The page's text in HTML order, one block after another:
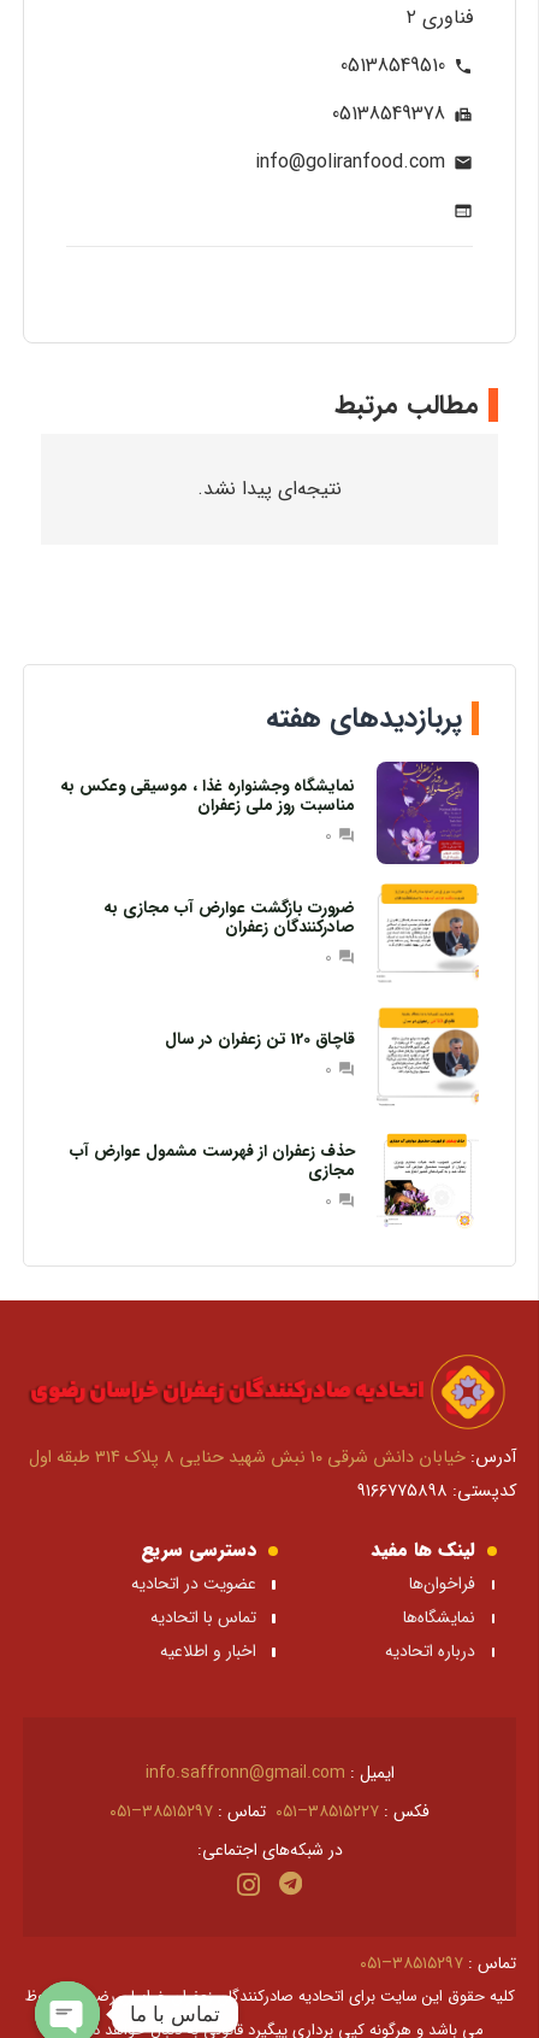
فناوری ۲
phone
05138549510
fax
05138549378
mail
info@goliranfood.com
web
مطالب مرتبط
نتیجه‌ای پیدا نشد.
پربازدیدهای هفته
نمایشگاه وجشنواره غذا ، موسیقی وعکس به
مناسبت روز ملی زعفران
question_answer
0
ضرورت بازگشت عوارض آب مجازی به
صادرکنندگان زعفران
question_answer
0
قاچاق 120 تن زعفران در سال
question_answer
0
حذف زعفران از فهرست مشمول عوارض آب
مجازی
question_answer
0
آدرس:خیابان دانش شرقی ۱۰ نبش شهید حنایی ۸ پلاک ۳۱۴ طبقه اول
کدپستی: ۹۱۶۶۷۷۵۸۹۸
لینک ها مفید
فراخوان‌ها
نمایشگاه‌ها
درباره اتحادیه
دسترسی سریع
عضویت در اتحادیه
تماس با اتحادیه
اخبار و اطلاعیه
ایمیل : info.saffronn@gmail.com
فکس : ۳۸۵۱۵۲۲۷–۰۵۱ تماس : ۳۸۵۱۵۲۹۷–۰۵۱
در شبکه‌های اجتماعی:
تماس :۳۸۵۱۵۲۹۷–۰۵۱
کليه حقوق اين سايت برای اتحادیه صادرکنندگان زعفران خراسان رضوی محفوظ
می باشد و هرگونه کپی برداری پیگیرد قانونی به دنبال خواهد داشت.
تماس با ما